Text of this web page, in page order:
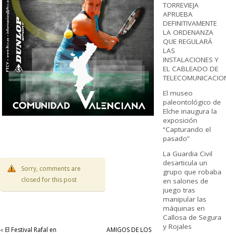
Sorry, comments are
closed for this post
« El Festival Rafal en
AMIGOS DE LOS
TORREVIEJA
APRUEBA
DEFINITIVAMENTE
LA ORDENANZA
QUE REGULARÁ
LAS
INSTALACIONES Y
EL CABLEADO DE
El museo
paleontológico de
Elche inaugura la
exposición
“Capturando el
pasado”
La Guardia Civil
desarticula un
grupo que robaba
en salones de
juego tras
manipular las
máquinas en
Callosa de Segura
y Rojales